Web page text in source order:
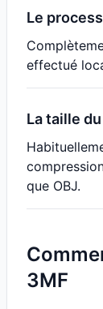
Le
effectué
La taille
que OBJ.
3MF